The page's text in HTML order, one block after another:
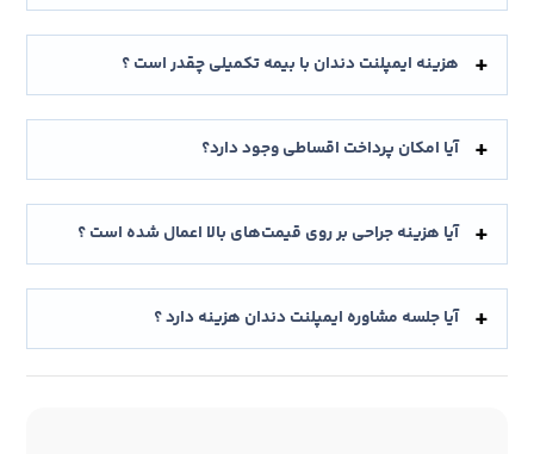
هزینه ایمپلنت دندان با بیمه تکمیلی چقدر است ؟
آیا امکان پرداخت اقساطی وجود دارد؟
آیا هزینه جراحی بر روی قیمت‌های بالا اعمال شده است ؟
آیا جلسه مشاوره ایمپلنت دندان هزینه دارد ؟